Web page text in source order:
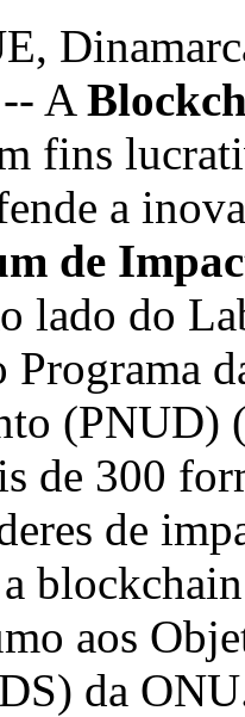
A
fins
a
de
lado do
(PNUD)
de 300
de
aos
da